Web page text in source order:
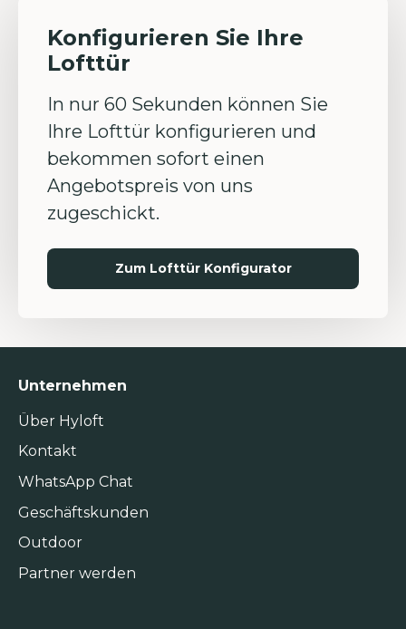
Konfigurieren Sie Ihre
Lofttür
In nur 60 Sekunden können Sie
Ihre Lofttür konfigurieren und
bekommen sofort einen
Angebotspreis von uns
zugeschickt.
Zum Lofttür Konfigurator
Unternehmen
Über Hyloft
Kontakt
WhatsApp Chat
Geschäftskunden
Outdoor
Partner werden